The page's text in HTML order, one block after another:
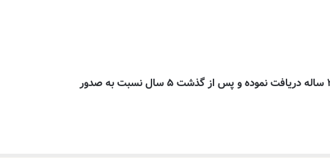
لازم به ذکراست که متقاضی ابتدا کارت اقامت یک ساله دریافت میکند و پس از تمدید مجددا کارت اقامت ۳ ساله دریافت نموده و پس از گذشت ۵ سال نسبت به صدور